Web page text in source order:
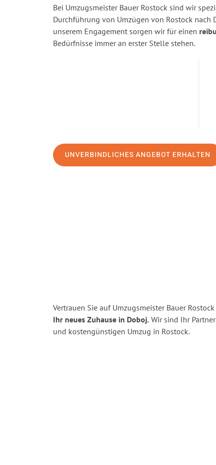
Bei Umzugsmeister Bauer Rostock sind wir
Durchführung von Umzügen von Rostock nach
unserem Engagement sorgen wir für einen
Bedürfnisse immer an erster Stelle stehen.
UNVERBINDLICHES ANGEBOT ERHALTEN
Vertrauen Sie auf Umzugsmeister Bauer
Ihr neues Zuhause in Doboj. Wir sind Ihr
und kostengünstigen Umzug in Rostock.